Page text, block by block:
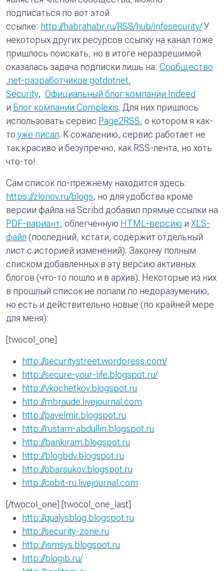
подписаться по вот этой
ссылке: http://habrahabr.ru/RSS/hub/infosecurity/У
некоторых других ресурсов ссылку на канал тоже
пришлось поискать, но в итоге неразрешимой
оказалась задача подписки лишь на: Сообщество
.net-разработчиков gotdotnet.
Security, Официальный блог компании Indeed
и Блог компании Complexis. Для них пришлось
использовать сервис Page2RSS, о котором я как-
тоуже писал. К сожалению, сервис работает не
так красиво и безупречно, как RSS-лента, но хоть
что-то!
Сам список по-прежнему находится здесь:
https://zlonov.ru/blogs, но для удобства кроме
версии файла на Scribd добавил прямые ссылки на
PDF-вариант, облегчённую HTML-версию и XLS-
файл (последний, кстати, содержит отдельный
лист с историей изменений). Закончу полным
списком добавленных в эту версию активных
блогов (что-то пошло и в архив). Некоторые из них
в прошлый список не попали по недоразумению,
но есть и действительно новые (по крайней мере
для меня):
[twocol_one]
http://securitystreet.wordpress.com/
http://secure-your-life.blogspot.ru/
http://vkochetkov.blogspot.ru
http://mbraude.livejournal.com
http://pavelmir.blogspot.ru
http://rustam-abdullin.blogspot.ru
http://bankiram.blogspot.ru
http://blogbdv.blogspot.ru
http://obarsukov.blogspot.ru
http://cobit-ru.livejournal.com
[/twocol_one] [twocol_one_last]
http://qualysblog.blogspot.ru
http://security-zone.ru
http://ismsys.blogspot.ru
http://blogib.ru/